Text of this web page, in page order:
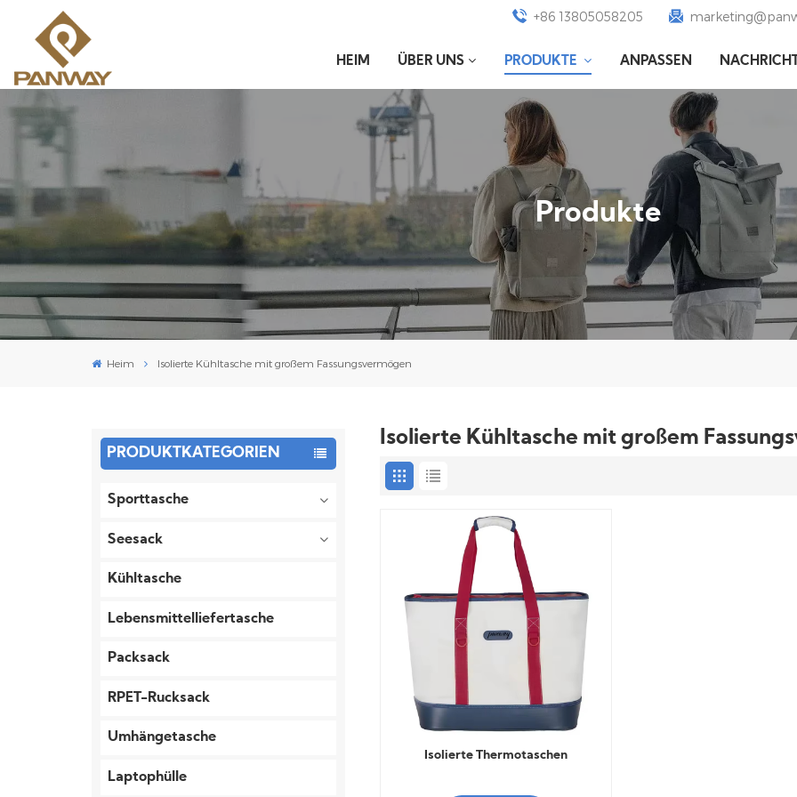
+86 13805058205
HEIM ÜBER UNS PRODUKTE ANPASSEN NACHRICHT
Produkte
Heim Isolierte Kühltasche mit großem Fassungsvermögen
PRODUKTKATEGORIEN
Sporttasche
Seesack
Kühltasche
Lebensmittelliefertasche
Packsack
RPET-Rucksack
Umhängetasche
Laptophülle
Isolierte Kühltasche mit großem
Isolierte Thermotaschen